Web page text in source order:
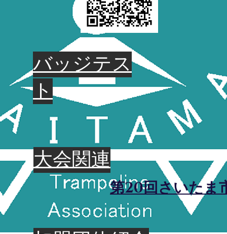
バッジテス
ト
第20回さいたま
大会関連